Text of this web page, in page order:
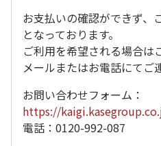
お支払いの確認ができず、
となっております。
ご利用を希望される場合は
メールまたはお電話にてご
お問い合わせフォーム：
https://
電話：0120-992-087